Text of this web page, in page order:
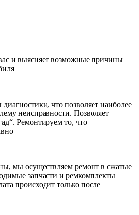
и выясняет возможные причины
что позволяет наиболее
неисправности. Позволяет
Ремонтируем то, что
мы осуществляем ремонт в сжатые
запчасти и ремкомплекты
происходит только после